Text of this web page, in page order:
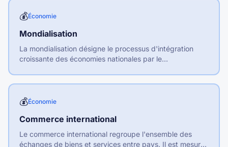
💰Économie
Mondialisation
La mondialisation désigne le processus d'intégration
croissante des économies nationales par le
💰Économie
Commerce international
Le commerce international regroupe l'ensemble des
échanges de biens et services entre pays. Il est mesuré